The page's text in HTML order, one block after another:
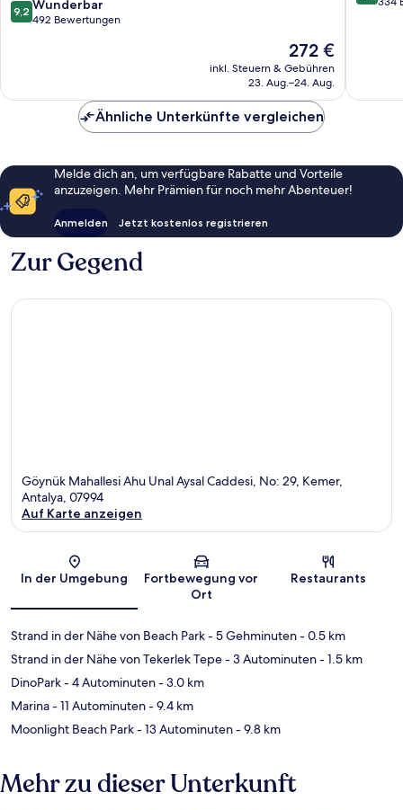
All
9.2
von
9,2 Wunderbar
492 Bewertungen
Der
Preis
beträgt
272 €
inkl. Steuern & Gebühren
23. Aug.–24. Aug.
Ähnliche Unterkünfte vergleichen
Melde dich an, um verfügbare Rabatte und Vorteile
anzuzeigen. Mehr Prämien für noch mehr Abenteuer!
Anmelden Jetzt kostenlos registrieren
Zur Gegend
Göynük Mahallesi Ahu Unal Aysal Caddesi, No: 29, Kemer,
Antalya, 07994
Auf Karte anzeigen
In der Umgebung
Fortbewegung vor
Ort
Restaurants
Strand in der Nähe von Beach Park- 5 Gehminuten- 0.5 km
Strand in der Nähe von Tekerlek Tepe- 3 Autominuten- 1.5 km
DinoPark- 4 Autominuten- 3.0 km
Marina- 11 Autominuten- 9.4 km
Moonlight Beach Park- 13 Autominuten- 9.8 km
Mehr zu dieser Unterkunft